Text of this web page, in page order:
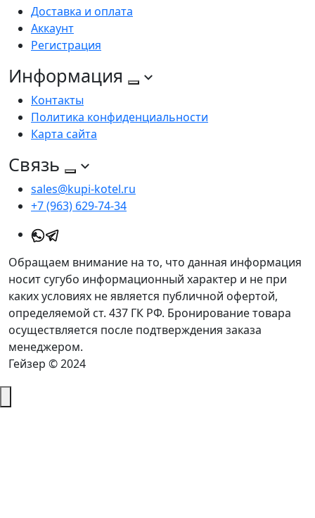
Доставка и оплата
Аккаунт
Регистрация
Информация
Контакты
Политика конфиденциальности
Карта сайта
Связь
sales@kupi-kotel.ru
+7 (963) 629-74-34
Обращаем внимание на то, что данная информация
носит сугубо информационный характер и не при
каких условиях не является публичной офертой,
определяемой ст. 437 ГК РФ. Бронирование товара
осуществляется после подтверждения заказа
менеджером.
Гейзер © 2024